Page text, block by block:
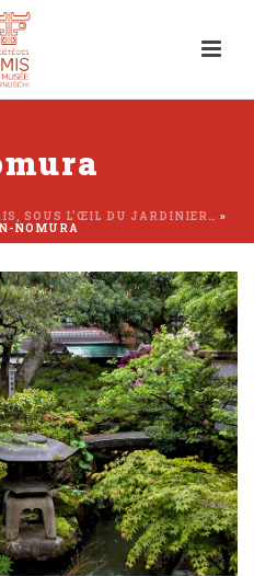
SOUS L’ŒIL DU JARDINIER… »
NOMURA